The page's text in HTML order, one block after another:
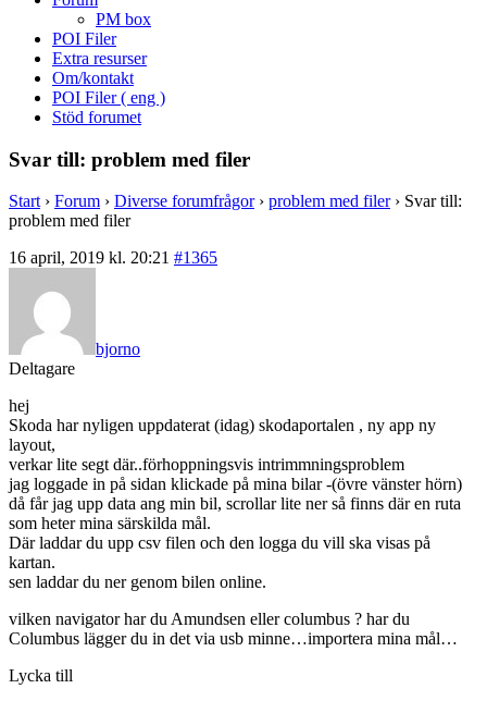
PM box
POI Filer
Extra resurser
Om/kontakt
POI Filer ( eng )
Stöd forumet
Svar till: problem med filer
Start › Forum › Diverse forumfrågor › problem med filer › Svar till:
problem med filer
16 april, 2019 kl. 20:21 #1365
bjorno
Deltagare
hej
Skoda har nyligen uppdaterat (idag) skodaportalen , ny app ny
layout,
verkar lite segt där..förhoppningsvis intrimmningsproblem
jag loggade in på sidan klickade på mina bilar -(övre vänster hörn)
då får jag upp data ang min bil, scrollar lite ner så finns där en ruta
som heter mina särskilda mål.
Där laddar du upp csv filen och den logga du vill ska visas på
kartan.
sen laddar du ner genom bilen online.
vilken navigator har du Amundsen eller columbus ? har du
Columbus lägger du in det via usb minne…importera mina mål…
Lycka till